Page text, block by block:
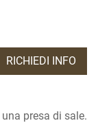
RICHIEDI INFO
presa di sale.